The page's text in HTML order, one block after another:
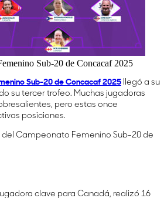
Sub-20 de Concacaf 2025
Sub-20 de Concacaf 2025 llegó a su
su tercer trofeo. Muchas jugadoras
pero estas once
posiciones.
del Campeonato Femenino Sub-20 de
clave para Canadá, realizó 16